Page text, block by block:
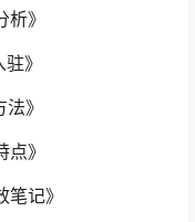
》
》
》
》
记》